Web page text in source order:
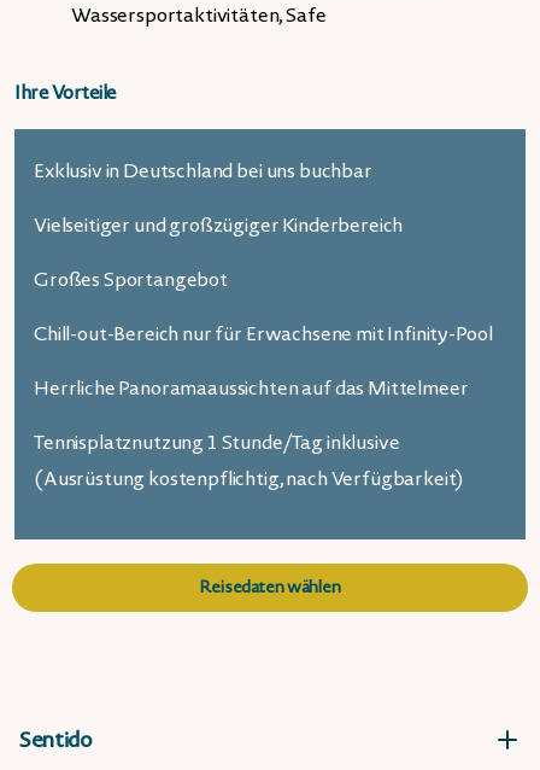
Wassersportaktivitäten, Safe
Ihre Vorteile
Exklusiv in Deutschland bei uns buchbar
Vielseitiger und großzügiger Kinderbereich
Großes Sportangebot
Chill-out-Bereich nur für Erwachsene mit Infinity-Pool
Herrliche Panoramaaussichten auf das Mittelmeer
Tennisplatznutzung 1 Stunde/Tag inklusive
(Ausrüstung kostenpflichtig, nach Verfügbarkeit)
Reisedaten wählen
Sentido